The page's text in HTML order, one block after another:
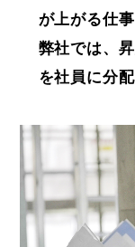
が上がる仕
弊社では、
を社員に分配